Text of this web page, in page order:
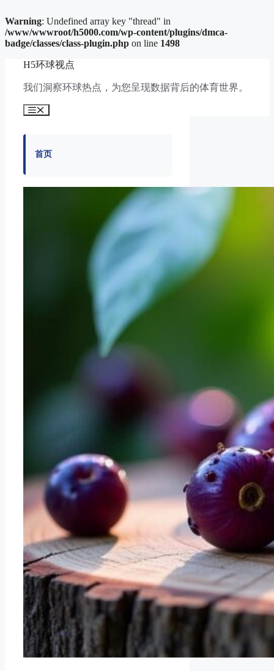
Warning: Undefined array key "thread" in
/www/wwwroot/h5000.com/wp-content/plugins/dmca-
badge/classes/class-plugin.php on line 1498
H5环球视点
我们洞察环球热点，为您呈现数据背后的体育世界。
菜
首页